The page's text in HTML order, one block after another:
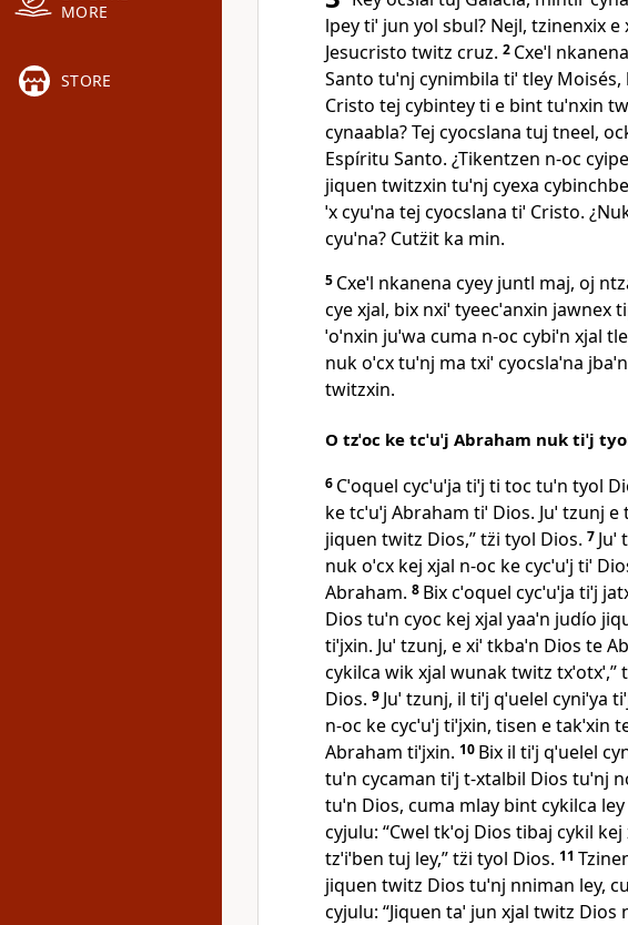
MORE
STORE
lpey tiˈ jun yol sbul? Nejl, tzinenxix e
Jesucristo twitz cruz. 2 Cxeˈl
Santo tuˈnj cynimbila tiˈ tley Moisés,
Cristo tej cybintey ti e bint tuˈnxin
cynaabla? Tej cyocslana tuj tneel,
Espíritu Santo. ¿Tikentzen n‑oc
jiquen twitzxin tuˈnj cyexa
ˈx cyuˈna tej cyocslana tiˈ Cristo.
cyuˈna? Cutz̈it ka min.
5 Cxeˈl nkanena cyey juntl maj, oj
cye xjal, bix nxiˈ tyeecˈanxin
ˈoˈnxin juˈwa cuma n‑oc cybiˈn xjal
nuk oˈcx tuˈnj ma txiˈ cyocslaˈna
twitzxin.
O tzˈoc ke tcˈuˈj Abraham nuk tiˈj
6 Cˈoquel cycˈuˈja tiˈj ti toc tuˈn tyol
ke tcˈuˈj Abraham tiˈ Dios. Juˈ tzunj
jiquen twitz Dios,” tz̈i tyol Dios. 7
nuk oˈcx kej xjal n‑oc ke cycˈuˈj tiˈ
Abraham. 8 Bix cˈoquel cycˈuˈja tiˈj
Dios tuˈn cyoc kej xjal yaaˈn judío
tiˈjxin. Juˈ tzunj, e xiˈ tkbaˈn Dios te
cykilca wik xjal wunak twitz
Dios. 9 Juˈ tzunj, il tiˈj qˈuelel cyniˈya
n‑oc ke cycˈuˈj tiˈjxin, tisen e takˈxin
Abraham tiˈjxin. 10 Bix il tiˈj qˈuelel
tuˈn cycaman tiˈj t‑xtalbil Dios tuˈnj
tuˈn Dios, cuma mlay bint cykilca ley
cyjulu: “Cwel tkˈoj Dios tibaj cykil
tzˈiˈben tuj ley,” tz̈i tyol Dios. 11
jiquen twitz Dios tuˈnj nniman ley,
cyjulu: “Jiquen taˈ jun xjal twitz Dios